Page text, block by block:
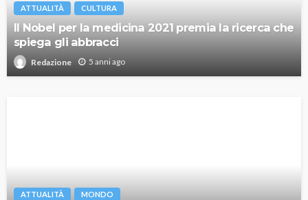
ATTUALITÀ CULTURA
Il Nobel per la medicina 2021 premia la ricerca che
spiega gli abbracci
Redazione 5 anni ago
ATTUALITÀ MONDO